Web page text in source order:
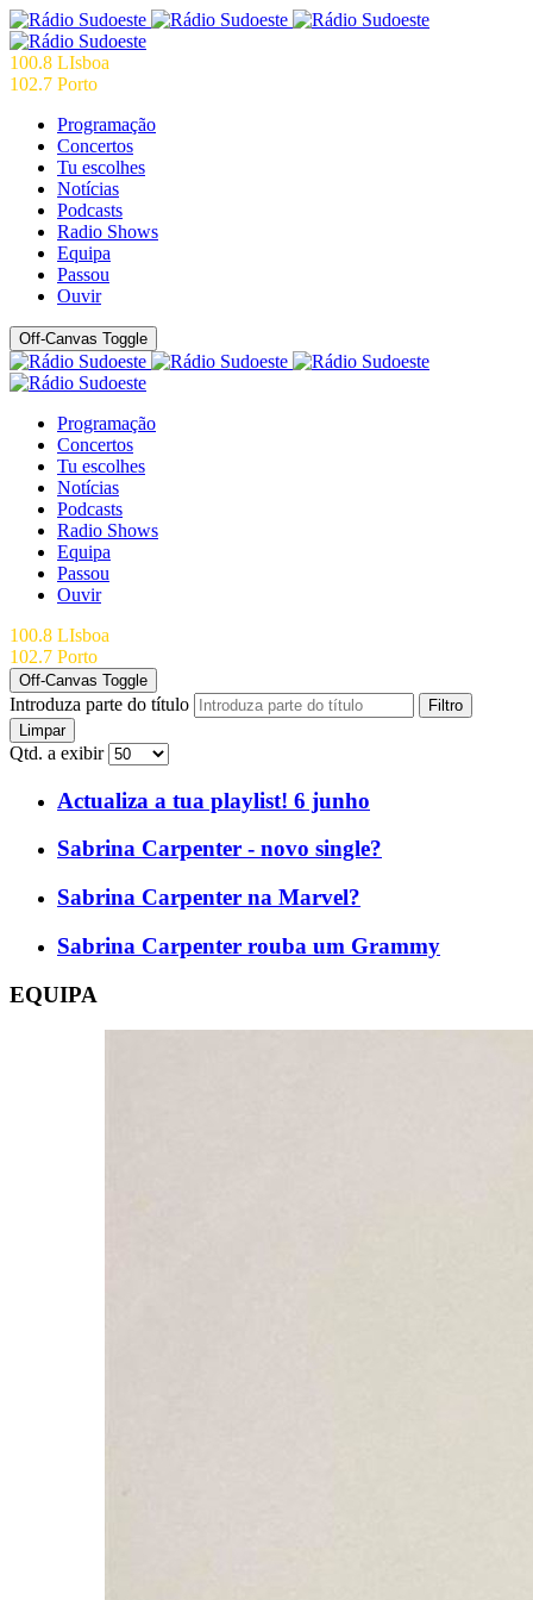
100.8 LIsboa
102.7 Porto
Programação
Concertos
Tu escolhes
Notícias
Podcasts
Radio Shows
Equipa
Passou
Ouvir
Off-Canvas Toggle
Programação
Concertos
Tu escolhes
Notícias
Podcasts
Radio Shows
Equipa
Passou
Ouvir
100.8 LIsboa
102.7 Porto
Off-Canvas Toggle
Introduza parte do título
Filtro
Limpar
Qtd. a exibir
Actualiza a tua playlist! 6 junho
Sabrina Carpenter - novo single?
Sabrina Carpenter na Marvel?
Sabrina Carpenter rouba um Grammy
EQUIPA